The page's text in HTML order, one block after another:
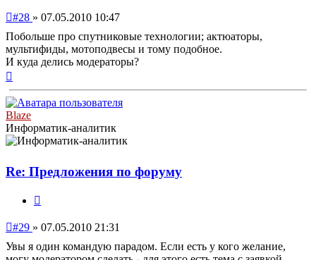
Непрочитанное
#28 » 07.05.2010 10:47
Побольше про спутниковые технологии; актюаторы,
мультифиды, мотоподвесы и тому подобное.
И куда делись модераторы?
началу
Blaze
Информатик-аналитик
Re: Предложения по форуму
Непрочитанное
#29 » 07.05.2010 21:31
Увы я один командую парадом. Если есть у кого желание,